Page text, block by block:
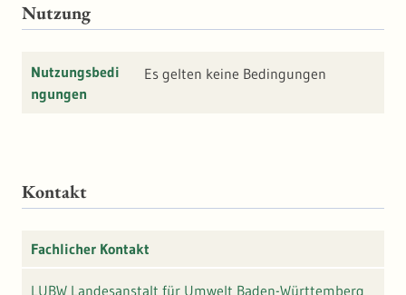
Nutzung
Nutzungsbedi
ngungen
Es gelten keine Bedingungen
Kontakt
Fachlicher Kontakt
LUBW Landesanstalt für Umwelt Baden-Württemberg